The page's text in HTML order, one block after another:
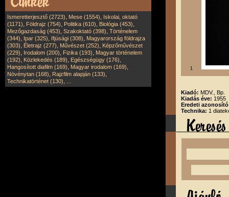
Ismeretterjesztő (2723), Mese (1554), Iskolai, oktató
(1171), Földrajz (754), Politika (610), Biológia (453),
Mezőgazdaság (453), Szakoktató (398), Történelem
(344), Ipar (325), Ifjúsági (308), Magyarország földrajza
(303), Életrajz (277), Művészet (252), Képzőművészet
(229), Irodalom (200), Fizika (193), Magyar történelem
(192), Közlekedés (189), Egészségügy (176),
Hangosított diafilm (169), Magyar irodalom (169),
Növénytan (168), Rajzfilm alapján (133),
Technikatörténet (130),
1
Kiadó: MDV., Bp.
Kiadás éve: 1955
Eredeti
Technika: 1